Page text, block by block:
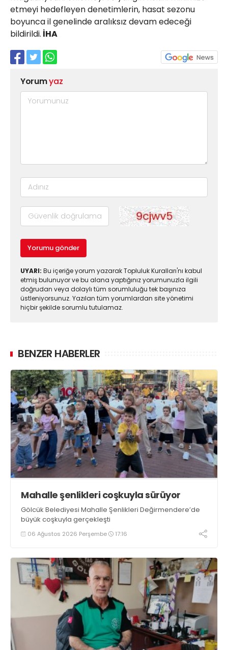
etmeyi hedefleyen denetimlerin, hasat sezonu
boyunca il genelinde aralıksız devam edeceği
bildirildi. İHA
Yorumyaz
Yorumu gönder
UYARI: Bu içeriğe yorum yazarak Topluluk Kuralları'nı kabul
etmiş bulunuyor ve bu alana yaptığınız yorumunuzla ilgili
doğrudan veya dolaylı tüm sorumluluğu tek başınıza
üstleniyorsunuz. Yazılan tüm yorumlardan site yönetimi
hiçbir şekilde sorumlu tutulamaz.
BENZER HABERLER
Mahalle şenlikleri coşkuyla sürüyor
Gölcük Belediyesi Mahalle Şenlikleri Değirmendere’de
büyük coşkuyla gerçekleşti
06 Ağustos 2026 Perşembe 17:16